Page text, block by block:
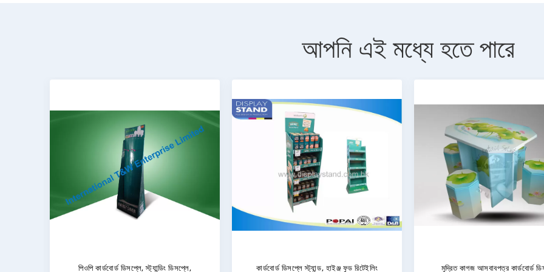
আপনি এই মধ্যে হতে পারে
টেবিল টপ কার্ডবোর্ড ডিসপ্লে স্ট্যান্ড 2 টিয়ার ফ্রি স্ট্যান্ডিং কার্ডবোর্ড ডিসপ্লে স্ট্যান্ড 4 - শীর্ষ বিভিন্ন আইটেম ও আকারের প্রচারের জন্য